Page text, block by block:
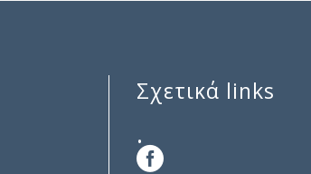
Σχετικά links
.